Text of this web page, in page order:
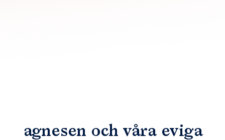
agnesen och våra eviga